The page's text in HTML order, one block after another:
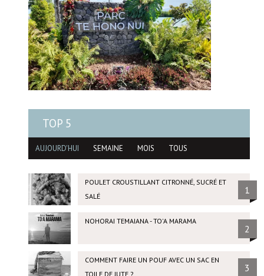
TOP 5
AUJOURD'HUI SEMAINE MOIS TOUS
POULET CROUSTILLANT CITRONNÉ, SUCRÉ ET
SALÉ
1
NOHORAI TEMAIANA - TO'A MARAMA
2
COMMENT FAIRE UN POUF AVEC UN SAC EN
TOILE DE JUTE ?
3